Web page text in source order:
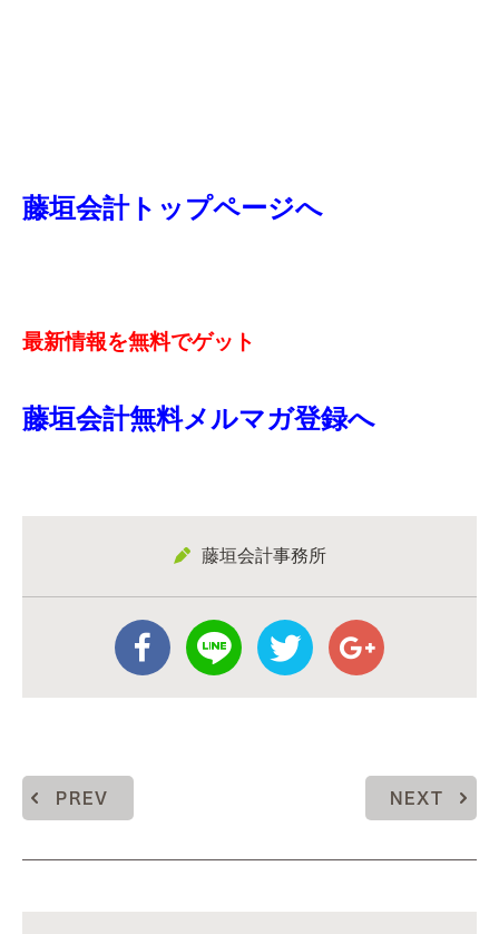
藤垣会計トップページへ
最新情報を無料でゲット
藤垣会計無料メルマガ登録へ
藤垣会計事務所
PREV NEXT